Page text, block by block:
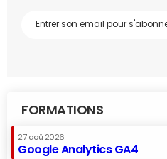
FORMATIONS
27 aoû 2026
Google Analytics GA4